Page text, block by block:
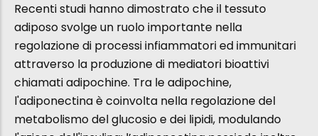
Recenti studi hanno dimostrato che il tessuto
adiposo svolge un ruolo importante nella
regolazione di processi infiammatori ed immunitari
attraverso la produzione di mediatori bioattivi
chiamati adipochine. Tra le adipochine,
l'adiponectina è coinvolta nella regolazione del
metabolismo del glucosio e dei lipidi, modulando